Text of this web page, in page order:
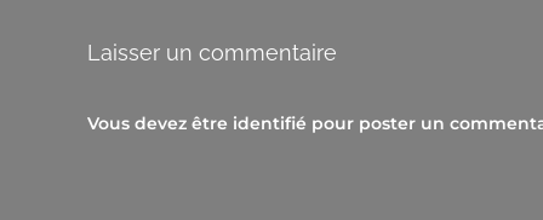
Laisser un commentaire
Vous devez être identifié pour poster un